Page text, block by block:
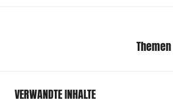
VERWANDTE INHALTE